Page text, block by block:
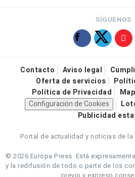
SÍGUENOS
Contacto Aviso legal
Oferta de servicios
Política de Privacidad
Configuración de Cookies
Publicidad
Portal de actualidad y noticias de
© 2026 Europa Press. Está
y la redifusión de todo o parte de los